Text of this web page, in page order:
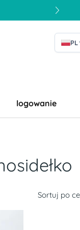
PL
logowanie
Sortuj po